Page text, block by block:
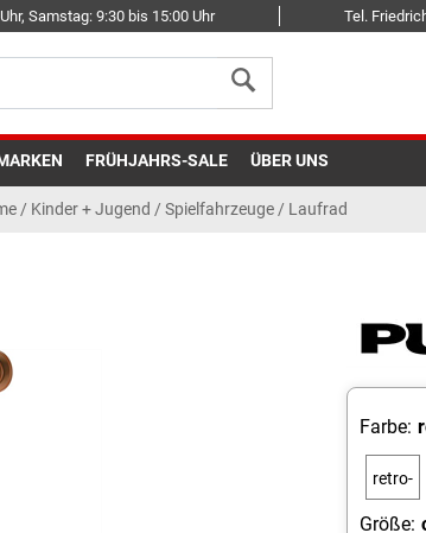
Samstag: 9:30 bis 15:00 Uhr Tel.
FRÜHJAHRS-SALE ÜBER UNS
/ Kinder + Jugend / Spielfahrzeuge / Laufrad
Farbe:
retro-
Größe: